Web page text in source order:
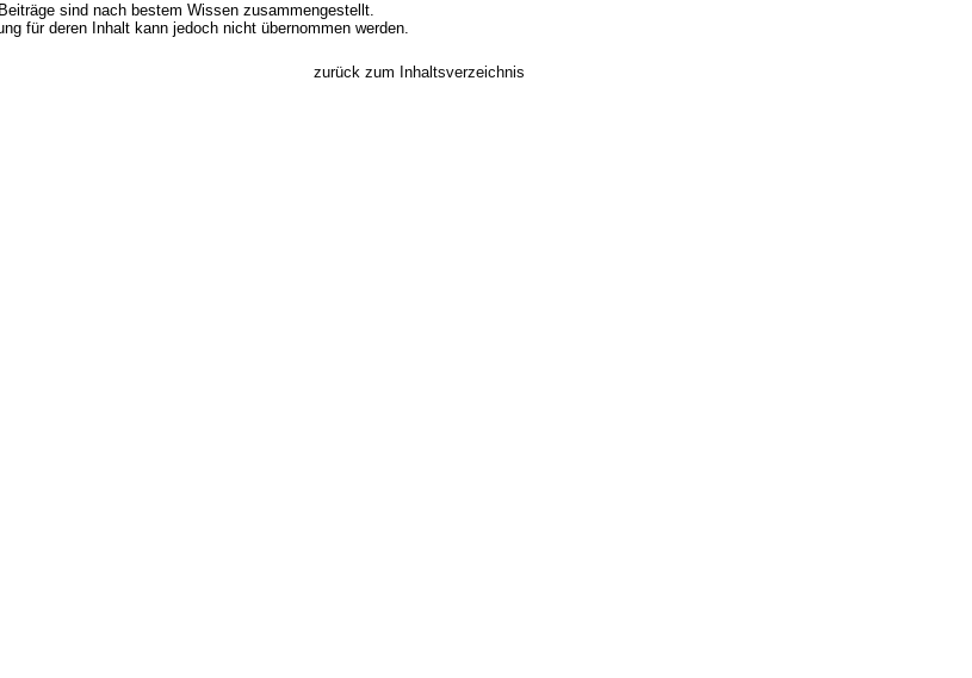
sind nach bestem Wissen zusammengestellt.
für deren Inhalt kann jedoch nicht übernommen werden.
zurück zum Inhaltsverzeichnis